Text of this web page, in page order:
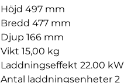
Höjd 497 mm
Bredd 477 mm
Djup 166 mm
Vikt 15,00 kg
Laddningseffekt 22.00 kW
Antal laddningsenheter 2